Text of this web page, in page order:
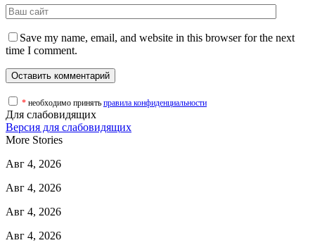
Save my name, email, and website in this browser for the next
time I comment.
* необходимо принять правила конфиденциальности
Для слабовидящих
Версия для слабовидящих
More Stories
Авг 4, 2026
Авг 4, 2026
Авг 4, 2026
Авг 4, 2026